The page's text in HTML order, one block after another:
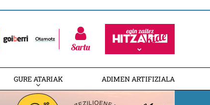
Sartu
GURE ATARIAK ADIMEN ARTIFIZIALA